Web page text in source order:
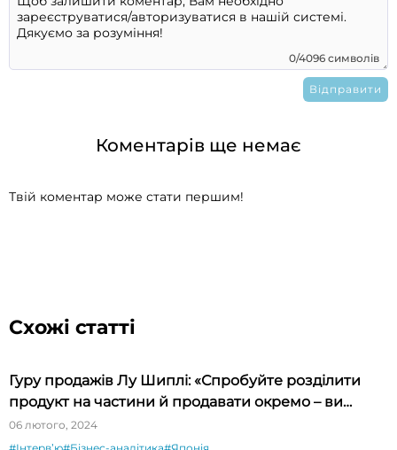
0/4096 символів
Коментарів ще немає
Твій коментар може стати першим!
Схожі статті
Гуру продажів Лу Шиплі: «Спробуйте розділити
продукт на частини й продавати окремо – ви
будете вражені»
06 лютого, 2024